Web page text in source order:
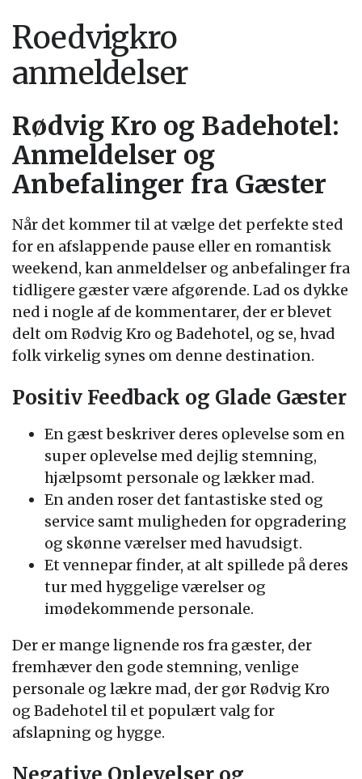
Roedvigkro
anmeldelser
Rødvig Kro og Badehotel:
Anmeldelser og
Anbefalinger fra Gæster
Når det kommer til at vælge det perfekte sted
for en afslappende pause eller en romantisk
weekend, kan anmeldelser og anbefalinger fra
tidligere gæster være afgørende. Lad os dykke
ned i nogle af de kommentarer, der er blevet
delt om Rødvig Kro og Badehotel, og se, hvad
folk virkelig synes om denne destination.
Positiv Feedback og Glade Gæster
En gæst beskriver deres oplevelse som en
super oplevelse med dejlig stemning,
hjælpsomt personale og lækker mad.
En anden roser det fantastiske sted og
service samt muligheden for opgradering
og skønne værelser med havudsigt.
Et vennepar finder, at alt spillede på deres
tur med hyggelige værelser og
imødekommende personale.
Der er mange lignende ros fra gæster, der
fremhæver den gode stemning, venlige
personale og lækre mad, der gør Rødvig Kro
og Badehotel til et populært valg for
afslapning og hygge.